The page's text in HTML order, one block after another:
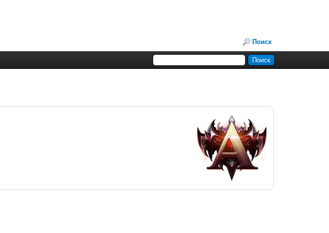
Поиск